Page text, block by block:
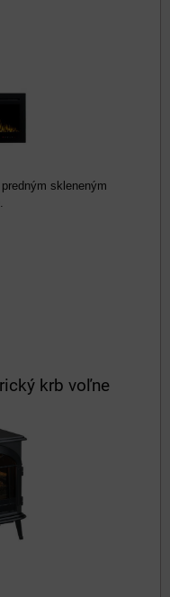
skleneným
krb voľne